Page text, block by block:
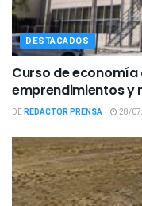
DESTACADOS
Curso de
emprendimientos y
DEREDACTOR PRENSA 28/